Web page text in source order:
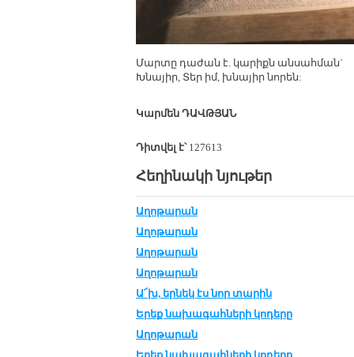
Մար­տը դա­ժան է. կա­րիքն ան­սահ­ման`
Խնա­յիր, Տեր իմ, խնա­յիր նո­րեն:
Կար­մեն ԴԱՎԹ­ՅԱՆ
Դիտվել է՝127613
Հեղինակի նյութեր
Աղոթարան
Աղոթարան
Աղոթարան
Աղոթարան
Ա՜խ, եր­նեկ էս նոր տա­րին
Երեք նա­խա­գահ­նե­րի կո­դե­րը
Աղոթարան